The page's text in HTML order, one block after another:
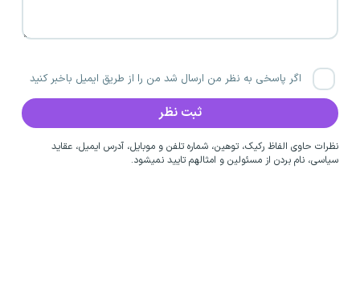
اگر پاسخی به نظر من ارسال شد من را از طریق ایمیل باخبر کنید
نظرات حاوی الفاظ رکیک، توهین، شماره تلفن و موبایل، آدرس ایمیل، عقاید
سیاسی، نام بردن از مسئولین و امثالهم تایید نمیشود.